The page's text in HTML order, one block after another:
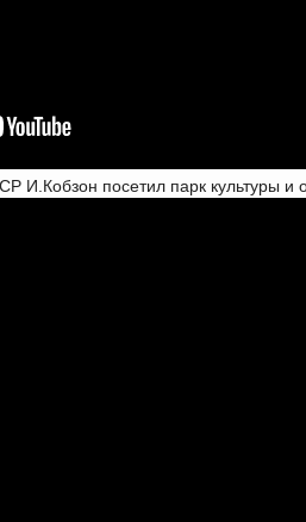
И.Кобзон посетил парк культуры